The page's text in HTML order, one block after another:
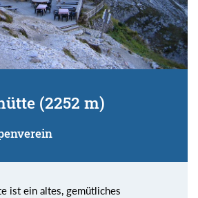
(2252 m)
ist ein altes, gemütliches